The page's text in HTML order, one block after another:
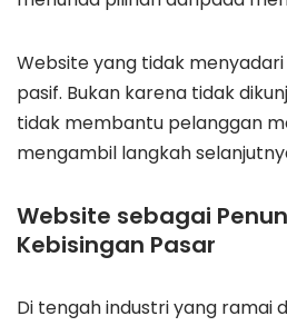
Website yang tidak
pasif. Bukan karena tidak
tidak membantu pelanggan
mengambil langkah
Website sebagai
Kebisingan Pasar
Di tengah industri yang ramai